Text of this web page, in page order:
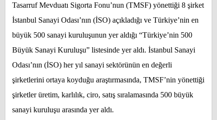
Tasarruf Mevduatı Sigorta Fonu’nun (TMSF) yönettiği 8 şirket
İstanbul Sanayi Odası’nın (İSO) açıkladığı ve Türkiye’nin en
büyük 500 sanayi kuruluşunun yer aldığı “Türkiye’nin 500
Büyük Sanayi Kuruluşu” listesinde yer aldı. İstanbul Sanayi
Odası’nın (İSO) her yıl sanayi sektörünün en değerli
şirketlerini ortaya koyduğu araştırmasında, TMSF’nin yönettiği
şirketler üretim, karlılık, ciro, satış sıralamasında 500 büyük
sanayi kuruluşu arasında yer aldı.